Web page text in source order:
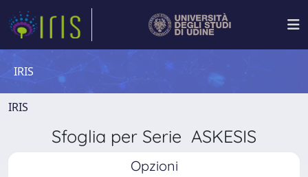
IRIS
IRIS
Sfoglia per Serie ASKESIS
Opzioni